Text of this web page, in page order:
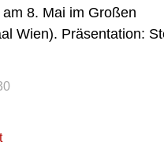
8. Mai im Großen
Wien). Präsentation: